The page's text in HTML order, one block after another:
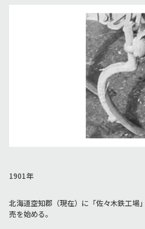
1901年
北海道空知郡（現在）に「佐々木鉄工場
売を始める。